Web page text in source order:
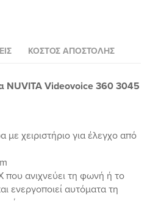
ΚΌΣΤΟΣ ΑΠΟΣΤΟΛΉΣ
NUVITA Videovoice 360 3045
χειριστήριο για έλεγχο από
που ανιχνεύει τη φωνή ή το
ενεργοποιεί αυτόματα τη